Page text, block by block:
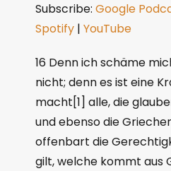
Google Podcasts
Spotify
SHARE
EMBED
Subscribe: Google
Spotify | YouTube
16 Denn ich schäme
nicht; denn es ist eine
macht[1] alle, die
und ebenso die
offenbart die
gilt, welche kommt aus